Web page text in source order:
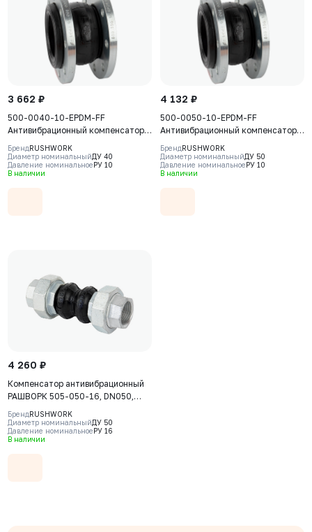
3 662 ₽
500-0040-10-EPDM-FF
Антивибрационный компенсатор
фланцевый Rushwork, DN40 PN10,
Т макс 110С
БрендRUSHWORK
Диаметр номинальныйДУ 40
Давление номинальноеРУ 10
В наличии
4 132 ₽
500-0050-10-EPDM-FF
Антивибрационный компенсатор
фланцевый Rushwork, DN50 PN10,
Т макс 110С
БрендRUSHWORK
Диаметр номинальныйДУ 50
Давление номинальноеРУ 10
В наличии
4 260 ₽
Компенсатор антивибрационный
РАШВОРК 505-050-16, DN050,
PN16, корпус - EPDM+Nylon,
резьбовое соединение - ковкий
чугун, ВР/ВР
БрендRUSHWORK
Диаметр номинальныйДУ 50
Давление номинальноеРУ 16
В наличии